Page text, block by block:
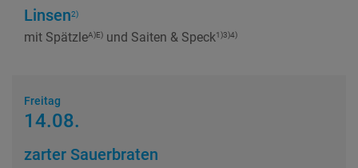
Linsen2)
mit SpätzleA)E) und Saiten & Speck1)3)4)
Freitag
14.08.
zarter Sauerbraten